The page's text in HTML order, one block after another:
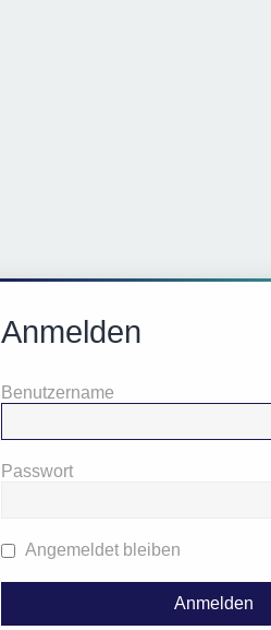
Anmelden
Benutzername
Passwort
Angemeldet bleiben